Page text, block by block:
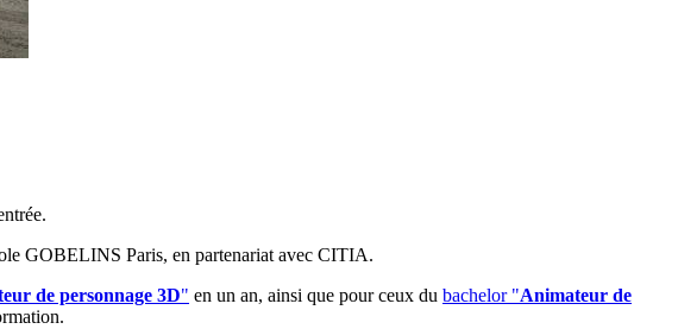
GOBELINS Paris, en partenariat avec CITIA.
de personnage 3D" en un an, ainsi que pour ceux du bachelor "Animateur de